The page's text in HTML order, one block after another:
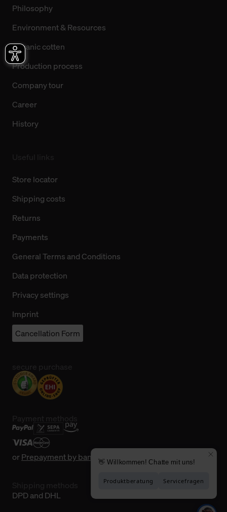
Philosophy
Environment & Resources
Organic cotten
Production process
Company tour
Career
History
Store locator
Shipping costs
Returns
Payments
General Terms and Conditions
Data protection
Privacy settings
Imprint
Cancellation Form
orPrepayment by bank transfer
DPD and DHL